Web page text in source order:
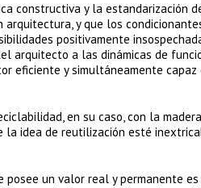
constructiva y la estandarización
y que los
positivamente
arquitecto a las dinámicas de
eficiente y simultáneamente capaz
en su caso, con la
la idea de reutilización esté
un valor real y permanente